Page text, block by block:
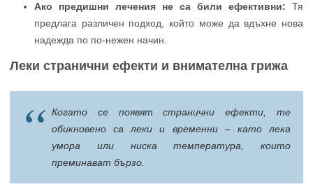
Ако предишни лечения не са били ефективни: Тя
предлага различен подход, който може да вдъхне нова
надежда по по-нежен начин.
Леки странични ефекти и внимателна грижа
Когато се появят странични ефекти, те
обикновено са леки и временни – като лека
умора или ниска температура, които
преминават бързо.